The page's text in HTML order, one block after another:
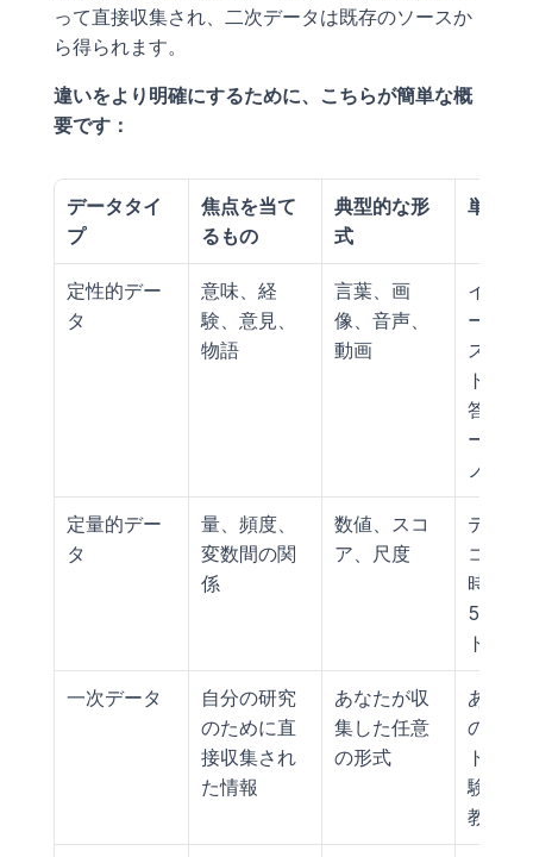
って直接収集され、二次データは既存のソースか
ら得られます。
違いをより明確にするために、こちらが簡単な概
要です：
データタイ
プ
焦点を当て
るもの
典型的な形
式
単純な
定性的デー
タ
意味、経
験、意見、
物語
言葉、画
像、音声、
動画
インタ
ーのト
スクリ
ト、自
答のア
ート、
ノート
定量的デー
タ
量、頻度、
変数間の関
係
数値、スコ
ア、尺度
テスト
コア、
時間、
5のア
ト評価
一次データ
自分の研究
のために直
接収集され
た情報
あなたが収
集した任意
の形式
あなた
のアン
ト結果
験、お
教室の